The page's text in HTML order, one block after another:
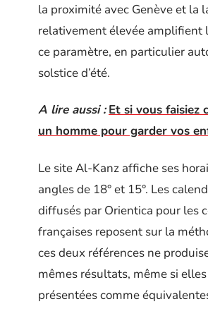
la proximité avec Genève et la
relativement élevée amplifient
ce paramètre, en particulier
solstice d’été.
A lire aussi : Et si vous faisiez
un homme pour garder vos
Le site Al-Kanz affiche ses
angles de 18° et 15°. Les
diffusés par Orientica pour les
françaises reposent sur la
ces deux références ne
mêmes résultats, même si
présentées comme